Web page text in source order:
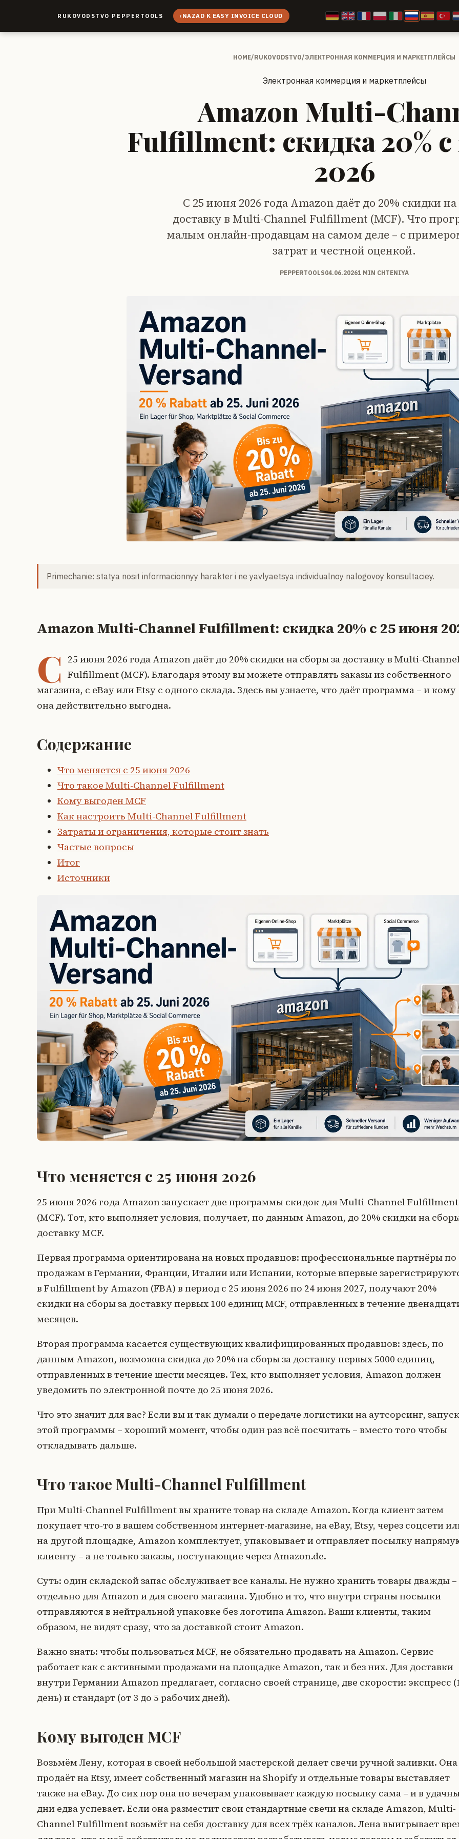
RUKOVODSTVO PEPPERTOOLS ‹ NAZAD K EASY INVOICE CLOUD
HOME/RUKOVODSTVO/ЭЛЕКТРОННАЯ КОММЕРЦИЯ И МАРКЕТПЛЕЙСЫ
Электронная коммерция и маркетплейсы
Amazon Multi-
Fulfillment: скидка 20%
2026
С 25 июня 2026 года Amazon даёт до 20% скидки
доставку в Multi-Channel Fulfillment (MCF). Что
малым онлайн-продавцам на самом деле – с
затрат и честной оценкой.
PEPPERTOOLS04.06.20261 MIN CHTENIYA
Primechanie: statya nosit informacionnyy harakter i ne yavlyaetsya individualnoy nalogovoy konsultaciey.
Amazon Multi-Channel Fulfillment: скидка 20% с 25 июня
С 25 июня 2026 года Amazon даёт до 20% скидки на сборы за доставку в Multi-
Fulfillment (MCF). Благодаря этому вы можете отправлять заказы из собственного
магазина, с eBay или Etsy с одного склада. Здесь вы узнаете, что даёт программа – и кому
она действительно выгодна.
Содержание
Что меняется с 25 июня 2026
Что такое Multi-Channel Fulfillment
Кому выгоден MCF
Как настроить Multi-Channel Fulfillment
Затраты и ограничения, которые стоит знать
Частые вопросы
Итог
Источники
Что меняется с 25 июня 2026
25 июня 2026 года Amazon запускает две программы скидок для Multi-Channel Fulfillment
(MCF). Тот, кто выполняет условия, получает, по данным Amazon, до 20% скидки на
доставку MCF.
Первая программа ориентирована на новых продавцов: профессиональные партнёры по
продажам в Германии, Франции, Италии или Испании, которые впервые
в Fulfillment by Amazon (FBA) в период с 25 июня 2026 по 24 июня 2027, получают 20%
скидки на сборы за доставку первых 100 единиц MCF, отправленных в течение
месяцев.
Вторая программа касается существующих квалифицированных продавцов: здесь, по
данным Amazon, возможна скидка до 20% на сборы за доставку первых 5000 единиц,
отправленных в течение шести месяцев. Тех, кто выполняет условия, Amazon должен
уведомить по электронной почте до 25 июня 2026.
Что это значит для вас? Если вы и так думали о передаче логистики на аутсорсинг, запуск
этой программы – хороший момент, чтобы один раз всё посчитать – вместо того чтобы
откладывать дальше.
Что такое Multi-Channel Fulfillment
При Multi-Channel Fulfillment вы храните товар на складе Amazon. Когда клиент затем
покупает что-то в вашем собственном интернет-магазине, на eBay, Etsy, через соцсети
на другой площадке, Amazon комплектует, упаковывает и отправляет посылку
клиенту – а не только заказы, поступающие через Amazon.de.
Суть: один складской запас обслуживает все каналы. Не нужно хранить товары дважды –
отдельно для Amazon и для своего магазина. Удобно и то, что внутри страны посылки
отправляются в нейтральной упаковке без логотипа Amazon. Ваши клиенты, таким
образом, не видят сразу, что за доставкой стоит Amazon.
Важно знать: чтобы пользоваться MCF, не обязательно продавать на Amazon. Сервис
работает как с активными продажами на площадке Amazon, так и без них. Для доставки
внутри Германии Amazon предлагает, согласно своей странице, две скорости: экспресс
день) и стандарт (от 3 до 5 рабочих дней).
Кому выгоден MCF
Возьмём Лену, которая в своей небольшой мастерской делает свечи ручной заливки. Она
продаёт на Etsy, имеет собственный магазин на Shopify и отдельные товары выставляет
также на eBay. До сих пор она по вечерам упаковывает каждую посылку сама – и в
дни едва успевает. Если она разместит свои стандартные свечи на складе Amazon, Multi-
Channel Fulfillment возьмёт на себя доставку для всех трёх каналов. Лена выигрывает